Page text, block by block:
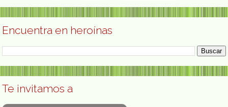
Encuentra en heroínas
Te invitamos a